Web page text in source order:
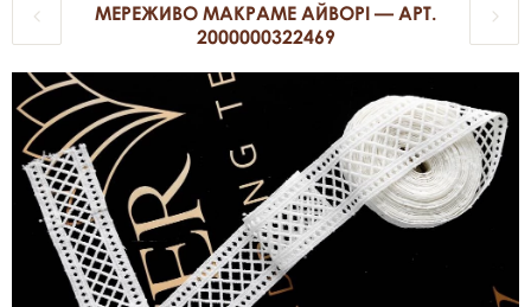
МЕРЕЖИВО МАКРАМЕ АЙВОРІ — АРТ.
2000000322469